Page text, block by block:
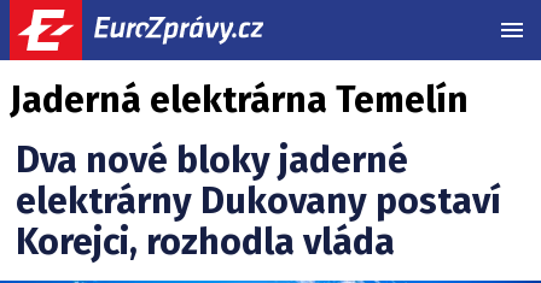
Jaderná elektrárna Temelín
Dva nové bloky jaderné
elektrárny Dukovany postaví
Korejci, rozhodla vláda